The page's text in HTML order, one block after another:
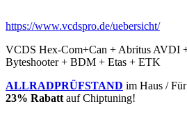
https://www.vcdspro.de/uebersicht/
VCDS Hex-Com+Can + Abritus AVDI
Byteshooter + BDM + Etas + ETK
ALLRADPRÜFSTAND im Haus /
23% Rabatt auf Chiptuning!